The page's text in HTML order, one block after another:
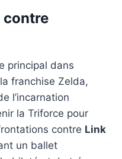
contre
principal dans
franchise Zelda,
l’incarnation
la Triforce pour
contre Link
un ballet